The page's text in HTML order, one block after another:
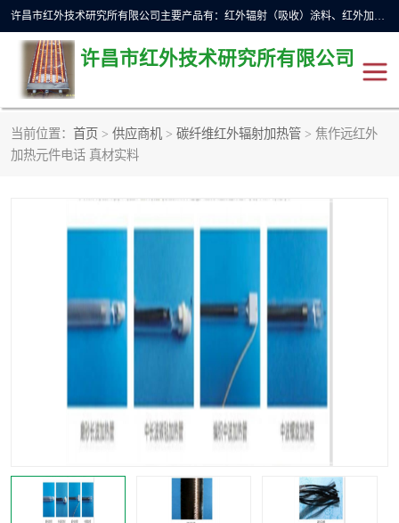
许昌市红外技术研究所有限公司主要产品有：红外辐射（吸收）涂料、红外加热元件、红外辐射加热模块（板）、红外辐射加热炉（箱）、快速红外辐射加热器、系列高端红外加热实验设备、系列红外加热控制器等。
许昌市红外技术研究所有限公司
当前位置： 首页 > 供应商机 > 碳纤维红外辐射加热管 > 焦作远红外
加热元件电话 真材实料
红外加热设备
红外辐射涂料 红外辐射加热器
高端红外加热实验设备 电工电气
红外加热控制器
热环境试验设备
快速红外辐射聚焦炉